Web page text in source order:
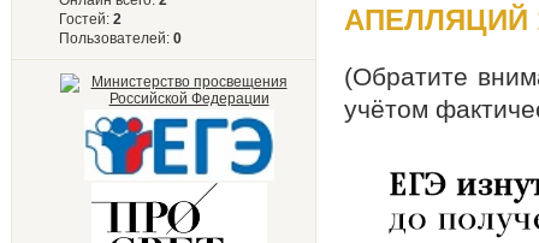
Гостей: 2
Пользователей: 0
АПЕЛЛЯЦИЙ
(Обратите
учётом